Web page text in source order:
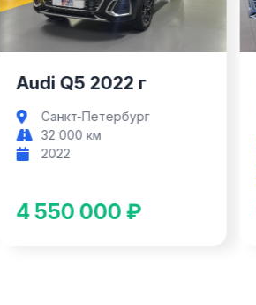
Audi Q5 2022 г
Санкт-Петербург
32 000 км
2022
4 550 000 ₽